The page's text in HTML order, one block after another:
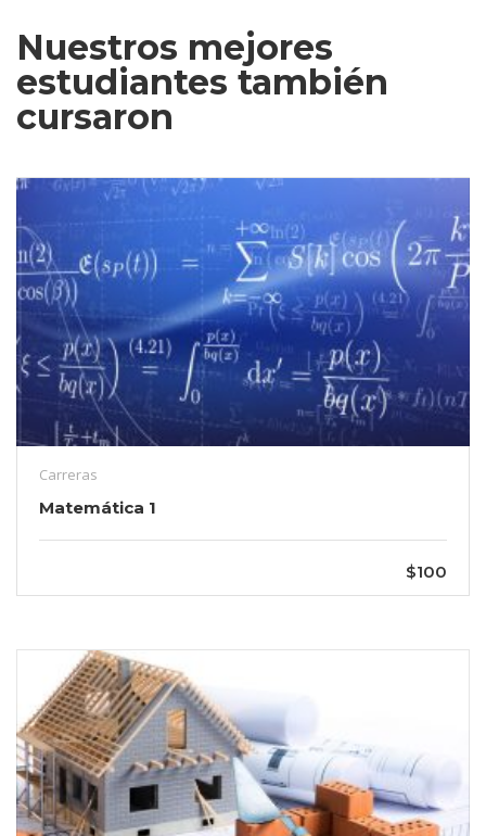
Nuestros mejores
estudiantes también
cursaron
Carreras
Matemática 1
$100